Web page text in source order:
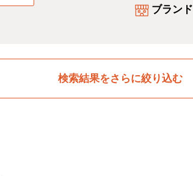
ブランド
検索結果をさらに絞り込む